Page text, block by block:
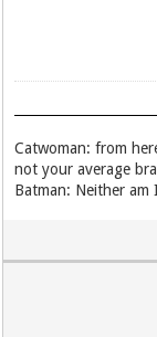
Catwoman: from
not your average
Batman: Neither am